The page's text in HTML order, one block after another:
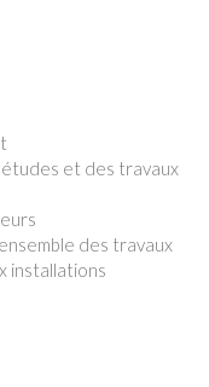
et des travaux
des travaux
installations